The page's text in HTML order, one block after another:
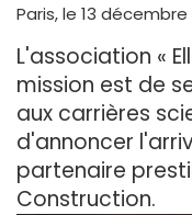
Paris, le 13 décembre
L'association «
mission est de
aux carrières
d'annoncer
partenaire
Construction.